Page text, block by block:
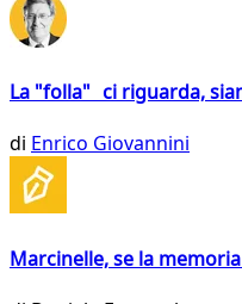
La "folla" ci riguarda,
di Enrico Giovannini
Marcinelle, se la